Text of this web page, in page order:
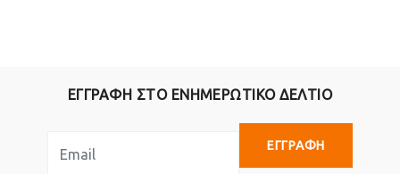
ΕΓΓΡΑΦΗ ΣΤΟ ΕΝΗΜΕΡΩΤΙΚΟ ΔΕΛΤΙΟ
ΕΓΓΡΑΦΗ